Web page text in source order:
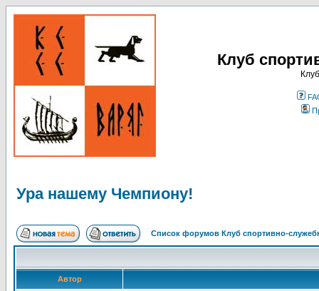
Клуб
Ура нашему Чемпиону!
Список форумов Клуб спортивно-
Автор